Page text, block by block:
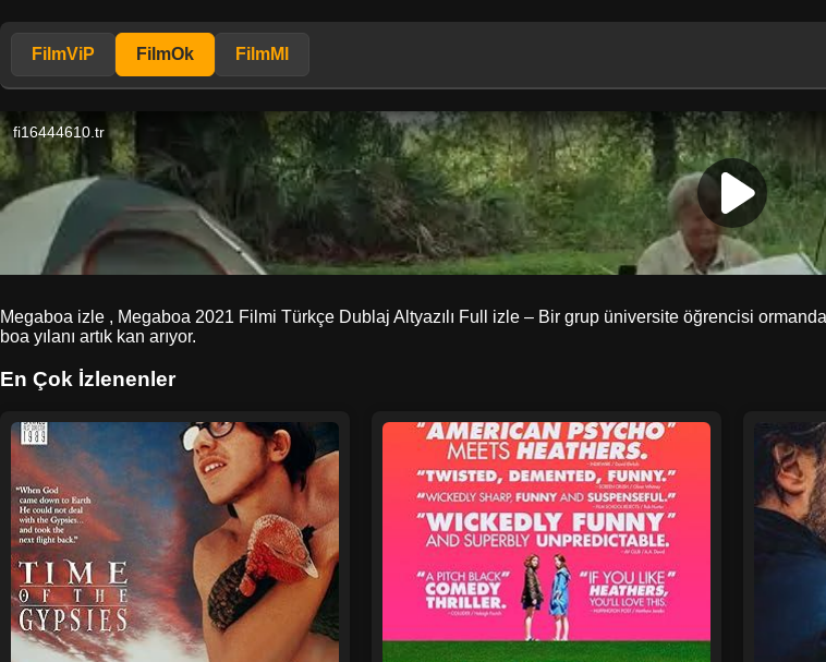
FilmViP FilmOk FilmMl
Megaboa izle , Megaboa 2021 Filmi Türkçe Dublaj Altyazılı Full izle – Bir grup üniversite öğrencisi
boa yılanı artık kan arıyor.
En Çok İzlenenler